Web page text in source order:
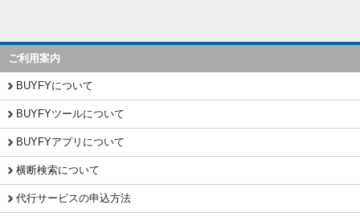
ご利用案内
BUYFYについて
BUYFYツールについて
BUYFYアプリについて
横断検索について
代行サービスの申込方法